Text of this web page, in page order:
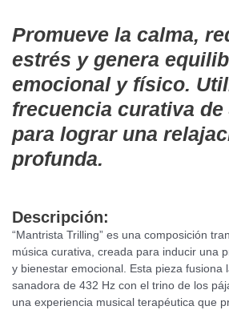
Promueve la calma,
estrés y genera
emocional y físico.
frecuencia curativa de
para lograr una
profunda.
Descripción:
“Mantrista Trilling” es una composición
música curativa, creada para inducir una
y bienestar emocional. Esta pieza fusiona
sanadora de 432 Hz con el trino de los
una experiencia musical terapéutica que